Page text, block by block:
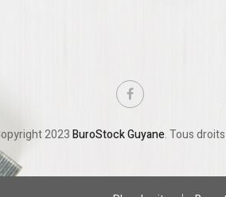
2023BuroStock Guyane. Tous